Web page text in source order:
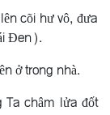
cõi hư vô, đưa
Ðen).
ở trong nhà.
Ta châm lửa đốt